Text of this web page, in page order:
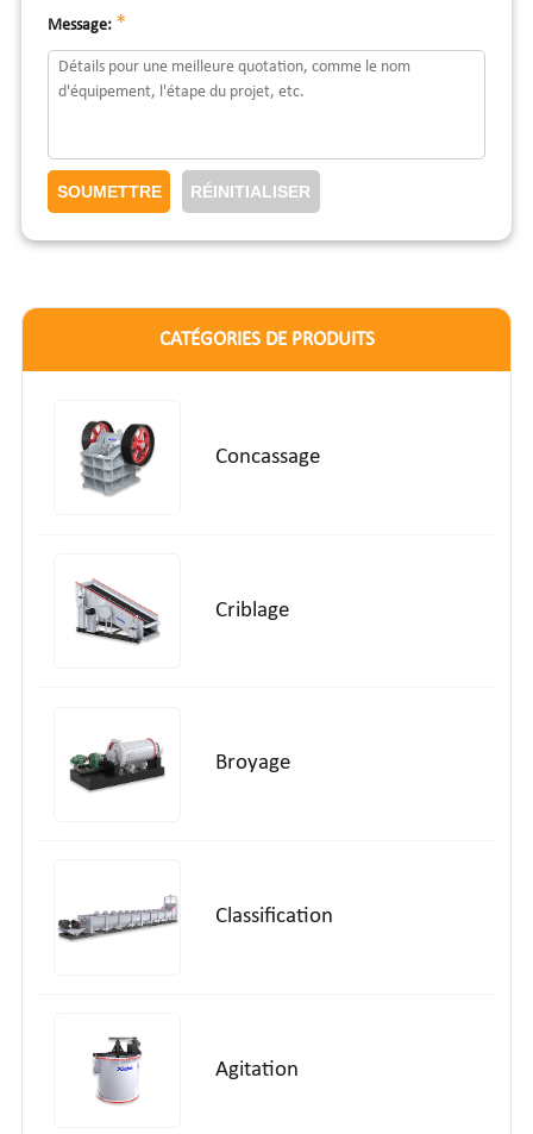
Message: *
CATÉGORIES DE PRODUITS
Concassage
Criblage
Broyage
Classification
Agitation